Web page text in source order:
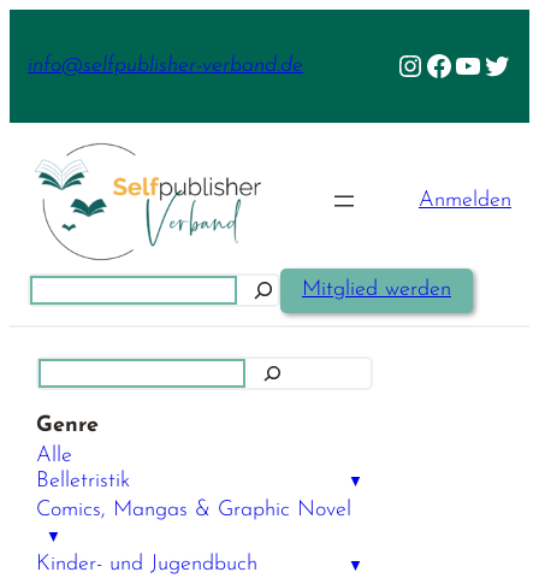
Inhalt
info@selfpublisher-verband.de Instagram
Facebook
Anmelden
Mitglied werden
Genre
Alle
Belletristik
▼
Comics, Mangas & Graphic Novel
▼
Kinder- und Jugendbuch ▼